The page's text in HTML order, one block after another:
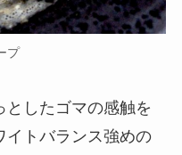
プ
としたゴマの感触を
トバランス強めの